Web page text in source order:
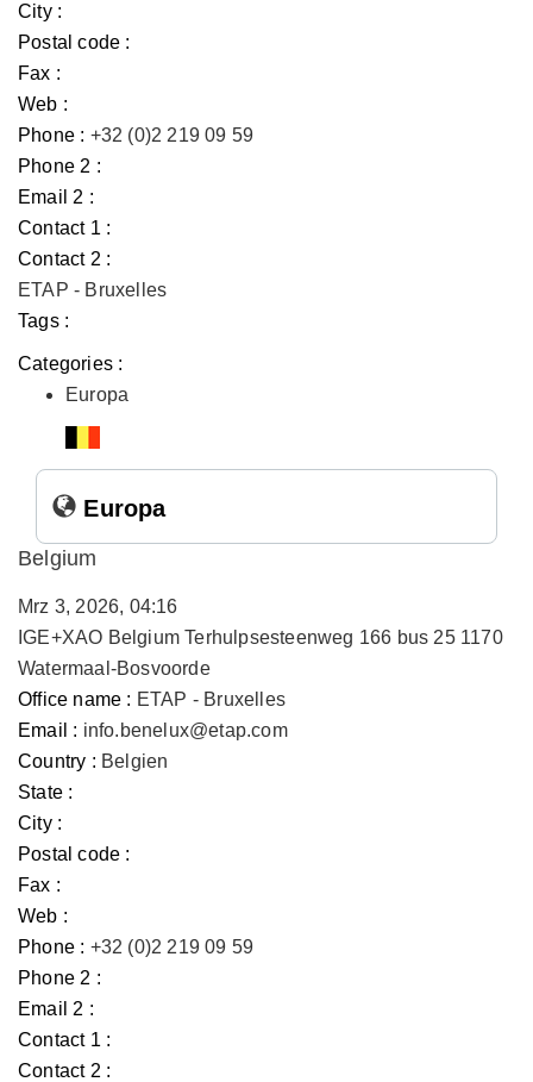
City :
Postal code :
Fax :
Web :
Phone : +32 (0)2 219 09 59
Phone 2 :
Email 2 :
Contact 1 :
Contact 2 :
ETAP - Bruxelles
Tags :
Categories :
Europa
Europa
Belgium
Mrz 3, 2026, 04:16
IGE+XAO Belgium Terhulpsesteenweg 166 bus 25 1170
Watermaal-Bosvoorde
Office name : ETAP - Bruxelles
Email : info.benelux@etap.com
Country : Belgien
State :
City :
Postal code :
Fax :
Web :
Phone : +32 (0)2 219 09 59
Phone 2 :
Email 2 :
Contact 1 :
Contact 2 :